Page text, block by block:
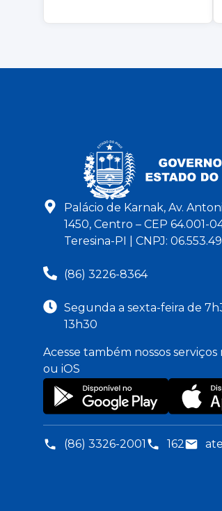
Palácio de Karnak, Av.
1450, Centro – CEP 64.001-
Teresina-PI | CNPJ:
(86) 3226-8364
Segunda a sexta-feira de
13h30
Acesse também nossos serviços
ou iOS
(86) 3326-2001 162